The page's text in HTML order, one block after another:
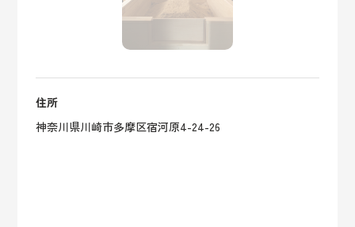
住所
神奈川県川崎市多摩区宿河原4-24-26